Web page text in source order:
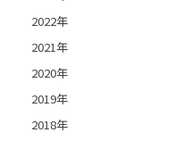
2022年
2021年
2020年
2019年
2018年